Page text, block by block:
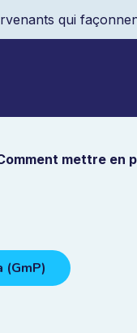
qui
mettre en
(GmP)